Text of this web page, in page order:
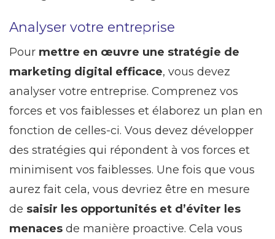
Analyser votre entreprise
Pour mettre en œuvre une stratégie de
marketing digital efficace, vous devez
analyser votre entreprise. Comprenez vos
forces et vos faiblesses et élaborez un plan en
fonction de celles-ci. Vous devez développer
des stratégies qui répondent à vos forces et
minimisent vos faiblesses. Une fois que vous
aurez fait cela, vous devriez être en mesure
de saisir les opportunités et d’éviter les
menaces de manière proactive. Cela vous